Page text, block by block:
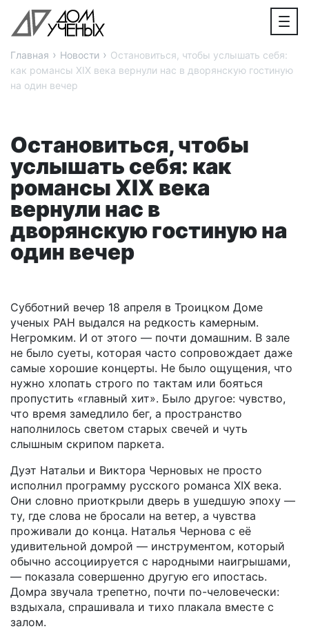
Главная › Новости › Остановиться, чтобы услышать себя:
как романсы XIX века вернули нас в дворянскую гостиную
на один вечер
Остановиться, чтобы
услышать себя: как
романсы XIX века
вернули нас в
дворянскую гостиную на
один вечер
Субботний вечер 18 апреля в Троицком Доме
ученых РАН выдался на редкость камерным.
Негромким. И от этого — почти домашним. В зале
не было суеты, которая часто сопровождает даже
самые хорошие концерты. Не было ощущения, что
нужно хлопать строго по тактам или бояться
пропустить «главный хит». Было другое: чувство,
что время замедлило бег, а пространство
наполнилось светом старых свечей и чуть
слышным скрипом паркета.
Дуэт Натальи и Виктора Черновых не просто
исполнил программу русского романса XIX века.
Они словно приоткрыли дверь в ушедшую эпоху —
ту, где слова не бросали на ветер, а чувства
проживали до конца. Наталья Чернова с её
удивительной домрой — инструментом, который
обычно ассоциируется с народными наигрышами,
— показала совершенно другую его ипостась.
Домра звучала трепетно, почти по-человечески:
вздыхала, спрашивала и тихо плакала вместе с
залом.